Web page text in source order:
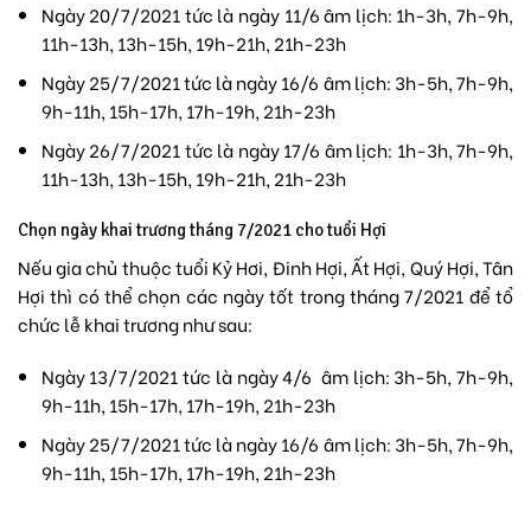
Ngày 20/7/2021 tức là ngày 11/6 âm lịch: 1h-3h, 7h-9h,
11h-13h, 13h-15h, 19h-21h, 21h-23h
Ngày 25/7/2021 tức là ngày 16/6 âm lịch: 3h-5h, 7h-9h,
9h-11h, 15h-17h, 17h-19h, 21h-23h
Ngày 26/7/2021 tức là ngày 17/6 âm lịch: 1h-3h, 7h-9h,
11h-13h, 13h-15h, 19h-21h, 21h-23h
Chọn ngày khai trương tháng 7/2021 cho tuổi Hợi
Nếu gia chủ thuộc tuổi Kỷ Hơi, Đinh Hợi, Ất Hợi, Quý Hợi, Tân
Hợi thì có thể chọn các ngày tốt trong tháng 7/2021 để tổ
chức lễ khai trương như sau:
Ngày 13/7/2021 tức là ngày 4/6 âm lịch: 3h-5h, 7h-9h,
9h-11h, 15h-17h, 17h-19h, 21h-23h
Ngày 25/7/2021 tức là ngày 16/6 âm lịch: 3h-5h, 7h-9h,
9h-11h, 15h-17h, 17h-19h, 21h-23h